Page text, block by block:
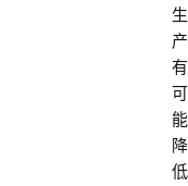
生
产
有
可
能
降
低